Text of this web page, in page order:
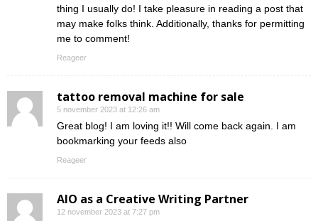
thing I usually do! I take pleasure in reading a post that
may make folks think. Additionally, thanks for permitting
me to comment!
Reageer
tattoo removal machine for sale
5 november 2023 at 12:26 am
Great blog! I am loving it!! Will come back again. I am
bookmarking your feeds also
Reageer
AIO as a Creative Writing Partner
12 november 2023 at 7:27 pm